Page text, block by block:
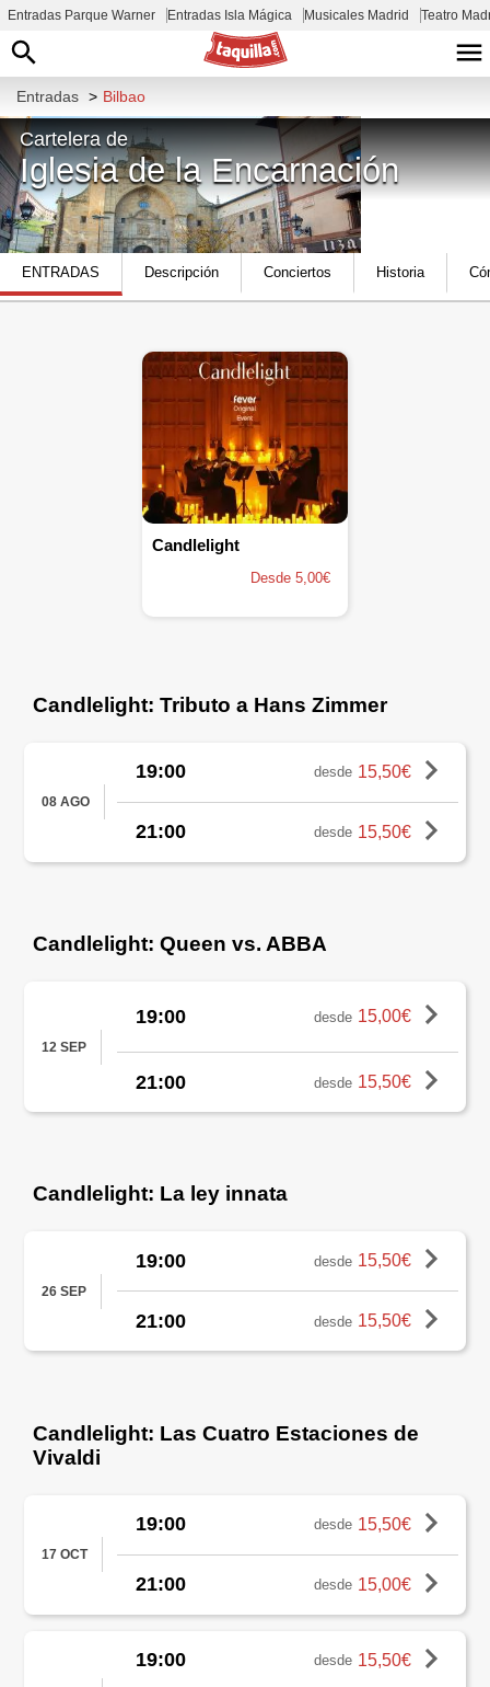
Entradas Parque Warner Entradas Isla Mágica Musicales Madrid Teatro
Entradas > Bilbao
Cartelera de
Iglesia de la Encarnación
Encarnacion Plaza, 9, Ibaiondo, 48006
Bilbao, Bizkaia, España
ENTRADAS Descripción Conciertos Historia
Candlelight
Desde 5,00€
Candlelight: Tributo a Hans Zimmer
08 AGO
19:00 desde 15,50€
21:00 desde 15,50€
Candlelight: Queen vs. ABBA
12 SEP
19:00 desde 15,00€
21:00 desde 15,50€
Candlelight: La ley innata
26 SEP
19:00 desde 15,50€
21:00 desde 15,50€
Candlelight: Las Cuatro Estaciones de
Vivaldi
17 OCT
19:00 desde 15,50€
21:00 desde 15,00€
19:00 desde 15,50€